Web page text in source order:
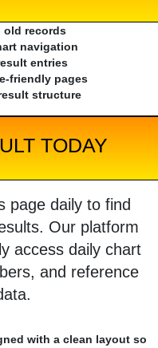
old records
navigation
entries
friendly pages
structure
TODAY
page daily to find
Our platform
access daily chart
and reference
with a clean layout so